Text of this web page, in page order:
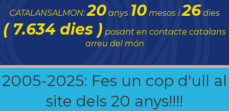
CATALANSALMON:20 anys 10 mesos i26 dies
( 7.634 dies ) posant en contacte catalans
arreu del món
2005-2025: Fes un cop d'ull al
site dels 20 anys!!!!